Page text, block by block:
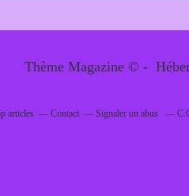
Thème Magazine © -
articles Contact Signaler un abus